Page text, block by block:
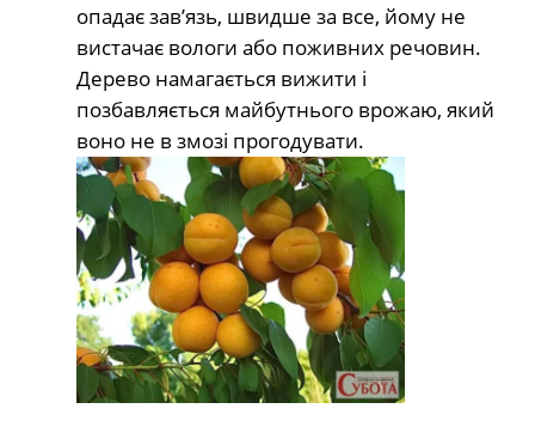
опадає зав’язь, швидше за все, йому не
вистачає вологи або поживних речовин.
Дерево намагається вижити і
позбавляється майбутнього врожаю, який
воно не в змозі прогодувати.